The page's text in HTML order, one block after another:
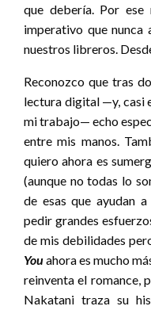
que debería. Por ese
imperativo que nunca
nuestros libreros.
Reconozco que tras
lectura digital —y, casi
mi trabajo— echo
entre mis manos.
quiero ahora es
(aunque no todas lo
de esas que ayudan
pedir grandes
de mis debilidades
Youahora es mucho
reinventa el romance,
Nakatani traza su